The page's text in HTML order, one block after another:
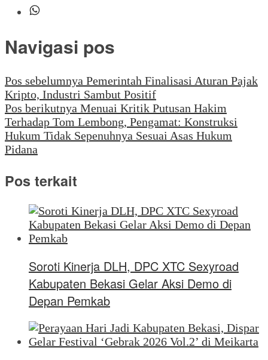
Navigasi pos
Pos sebelumnya Pemerintah Finalisasi Aturan Pajak
Kripto, Industri Sambut Positif
Pos berikutnya Menuai Kritik Putusan Hakim
Terhadap Tom Lembong, Pengamat: Konstruksi
Hukum Tidak Sepenuhnya Sesuai Asas Hukum
Pidana
Pos terkait
Soroti Kinerja DLH, DPC XTC Sexyroad
Kabupaten Bekasi Gelar Aksi Demo di
Depan Pemkab